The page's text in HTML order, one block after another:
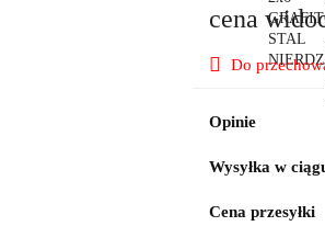
cena
Do
Opinie
Wysyłka w
Cena przesyłki